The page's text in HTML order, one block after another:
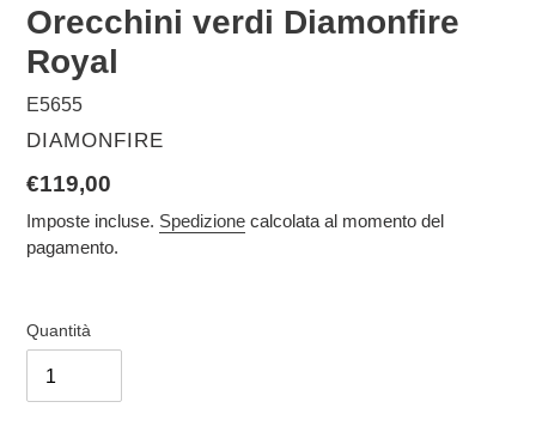
Orecchini verdi Diamonfire
Royal
E5655
VENDITORE
DIAMONFIRE
Prezzo
di
listino
€119,00
Imposte incluse. Spedizione calcolata al momento del
pagamento.
Quantità